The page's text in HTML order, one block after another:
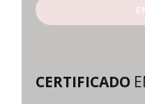
CERTIFICADO